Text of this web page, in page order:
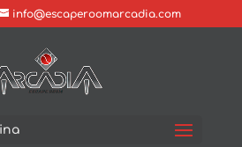
info@escaperoomarcadia.com